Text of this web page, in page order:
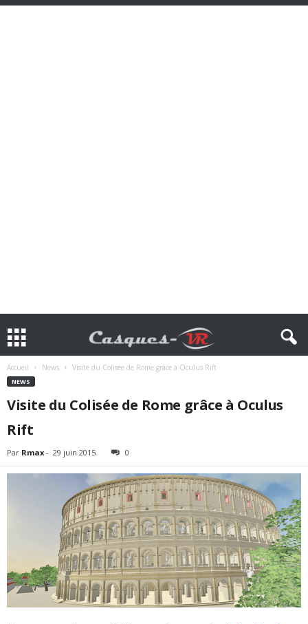
Accueil News Visite du Colisée de Rome grâce à Oculus Rift
NEWS
Visite du Colisée de Rome grâce à Oculus
Rift
Par Rmax - 29 juin 2015 0